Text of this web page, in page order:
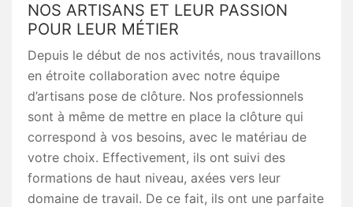
NOS ARTISANS ET LEUR PASSION
POUR LEUR MÉTIER
Depuis le début de nos activités, nous travaillons
en étroite collaboration avec notre équipe
d’artisans pose de clôture. Nos professionnels
sont à même de mettre en place la clôture qui
correspond à vos besoins, avec le matériau de
votre choix. Effectivement, ils ont suivi des
formations de haut niveau, axées vers leur
domaine de travail. De ce fait, ils ont une parfaite